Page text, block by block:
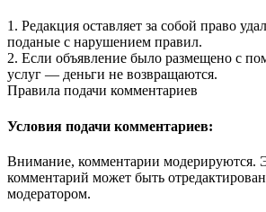
1. Редакция оставляет за собой право
поданые с нарушением правил.
2. Если объявление было размещено с
услуг — деньги не возвращаются.
Правила подачи комментариев
Условия подачи комментариев:
Внимание, комментарии модерируются.
комментарий может быть
модератором.